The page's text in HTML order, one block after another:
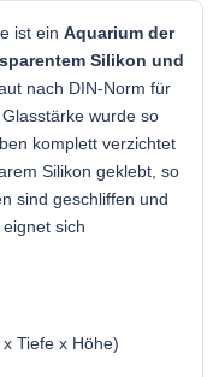
ist ein Aquarium der
Silikon und
nach DIN-Norm für
wurde so
komplett verzichtet
Silikon geklebt, so
sind geschliffen und
sich
Tiefe x Höhe)